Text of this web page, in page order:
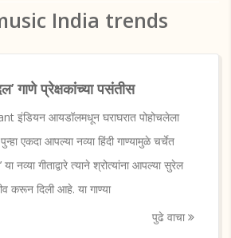
India trends
गाणे प्रेक्षकांच्या पसंतीस
इंडियन आयडॉलमधून घराघरात पोहोचलेला
एकदा आपल्या नव्या हिंदी गाण्यामुळे चर्चेत
नव्या गीताद्वारे त्याने श्रोत्यांना आपल्या सुरेल
करून दिली आहे. या गाण्या
पुढे वाचा